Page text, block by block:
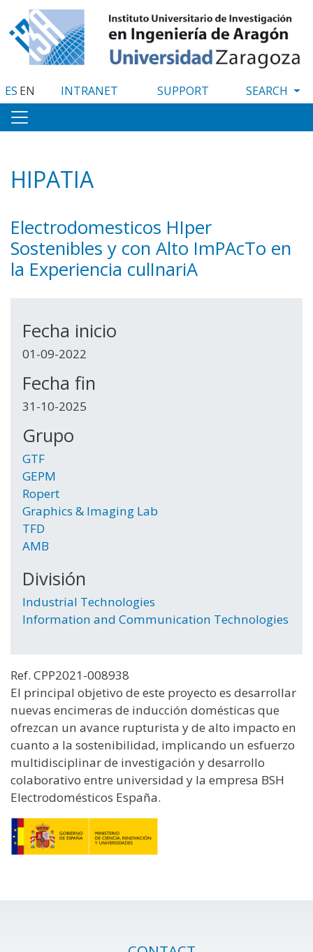
to
main
content
ES EN INTRANET SUPPORT
HIPATIA
Electrodomesticos HIper
Sostenibles y con Alto ImPAcTo en
la Experiencia culInariA
Fecha inicio
01-09-2022
Fecha fin
31-10-2025
Grupo
GTF
GEPM
Ropert
Graphics & Imaging Lab
TFD
AMB
División
Industrial Technologies
Information and Communication Technologies
Ref. CPP2021-008938
El principal objetivo de este proyecto es desarrollar
nuevas encimeras de inducción domésticas que
ofrezcan un avance rupturista y de alto impacto en
cuanto a la sostenibilidad, implicando un esfuerzo
multidisciplinar de investigación y desarrollo
colaborativo entre universidad y la empresa BSH
Electrodomésticos España.